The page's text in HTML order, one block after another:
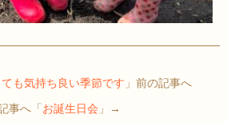
も気持ち良い季節です 」前の記事へ
事へ「 お誕生日会 」→